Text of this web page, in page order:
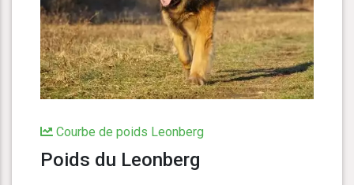
Courbe de poids Leonberg
Poids du Leonberg